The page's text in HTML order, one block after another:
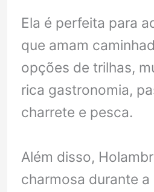
Ela é perfeita para
que amam
opções de trilhas,
rica gastronomia,
charrete e pesca.
Além disso,
charmosa durante